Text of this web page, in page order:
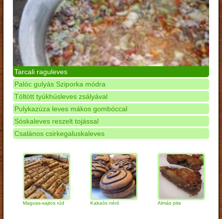
Tarcali raguleves
Palóc gulyás Sziporka módra
Töltött tyúkhúsleves zsályával
Pulykazúza leves mákos gombóccal
Sóskaleves reszelt tojással
Csalános csirkegaluskaleves
Magvas-sajtos rúd Kakaós néró Almás pite